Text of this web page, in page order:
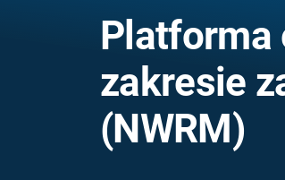
Platforma
zakresie
(NWRM)